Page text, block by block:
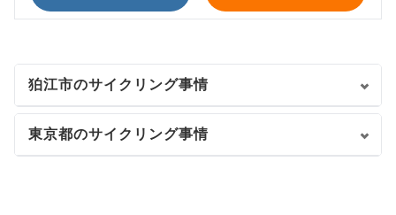
狛江市のサイクリング事情
東京都のサイクリング事情